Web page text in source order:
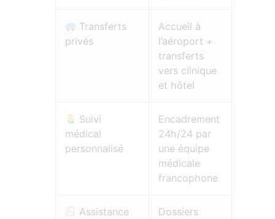
Transferts
privés
Accueil à
l’aéroport +
transferts
vers clinique
et hôtel
Suivi
médical
personnalisé
Encadrement
24h/24 par
une équipe
médicale
francophone
Assistance
Dossiers